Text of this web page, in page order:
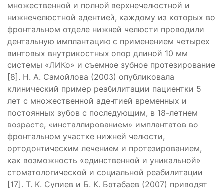
множественной и полной верхнечелюстной и
нижнечелюстной адентией, каждому из которых во
фронтальном отделе нижней челюсти проводили
дентальную имплантацию с применением четырех
винтовых внутрикостных опор длиной 10 мм
системы «ЛИКо» и съемное зубное протезирование
[8]. Н. А. Самойлова (2003) опубликовала
клинический пример реабилитации пациентки 5
лет с множественной адентией временных и
постоянных зубов с последующим, в 18-летнем
возрасте, «инсталлированием» имплантатов во
фронтальном участке нижней челюсти,
ортодонтическим лечением и протезированием,
как возможность «единственной и уникальной»
стоматологической и социальной реабилитации
[17]. Т. К. Супиев и Б. К. Ботабаев (2007) приводят